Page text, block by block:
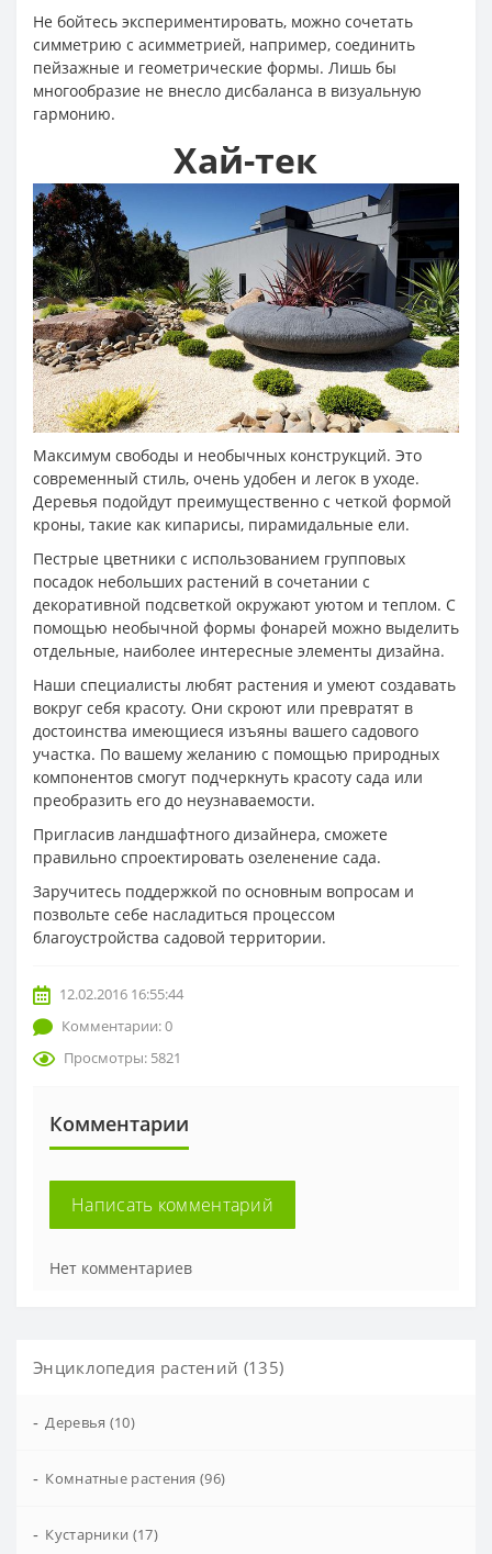
Не бойтесь экспериментировать, можно сочетать
симметрию с асимметрией, например, соединить
пейзажные и геометрические формы. Лишь бы
многообразие не внесло дисбаланса в визуальную
гармонию.
Хай-тек
Максимум свободы и необычных конструкций. Это
современный стиль, очень удобен и легок в уходе.
Деревья подойдут преимущественно с четкой формой
кроны, такие как кипарисы, пирамидальные ели.
Пестрые цветники с использованием групповых
посадок небольших растений в сочетании с
декоративной подсветкой окружают уютом и теплом. С
помощью необычной формы фонарей можно выделить
отдельные, наиболее интересные элементы дизайна.
Наши специалисты любят растения и умеют создавать
вокруг себя красоту. Они скроют или превратят в
достоинства имеющиеся изъяны вашего садового
участка. По вашему желанию с помощью природных
компонентов смогут подчеркнуть красоту сада или
преобразить его до неузнаваемости.
Пригласив ландшафтного дизайнера, сможете
правильно спроектировать озеленение сада.
Заручитесь поддержкой по основным вопросам и
позвольте себе насладиться процессом
благоустройства садовой территории.
12.02.2016 16:55:44
Комментарии: 0
Просмотры: 5821
Комментарии
Написать комментарий
Нет комментариев
Энциклопедия растений (135)
- Деревья (10)
- Комнатные растения (96)
- Кустарники (17)